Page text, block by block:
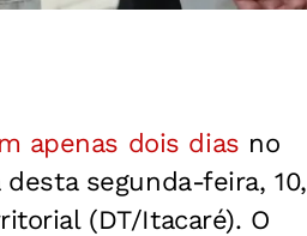
apenas dois dias no
segunda-feira, 10,
(DT/Itacaré). O